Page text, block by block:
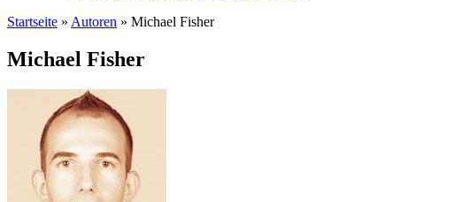
Startseite » Autoren » Michael Fisher
Michael Fisher